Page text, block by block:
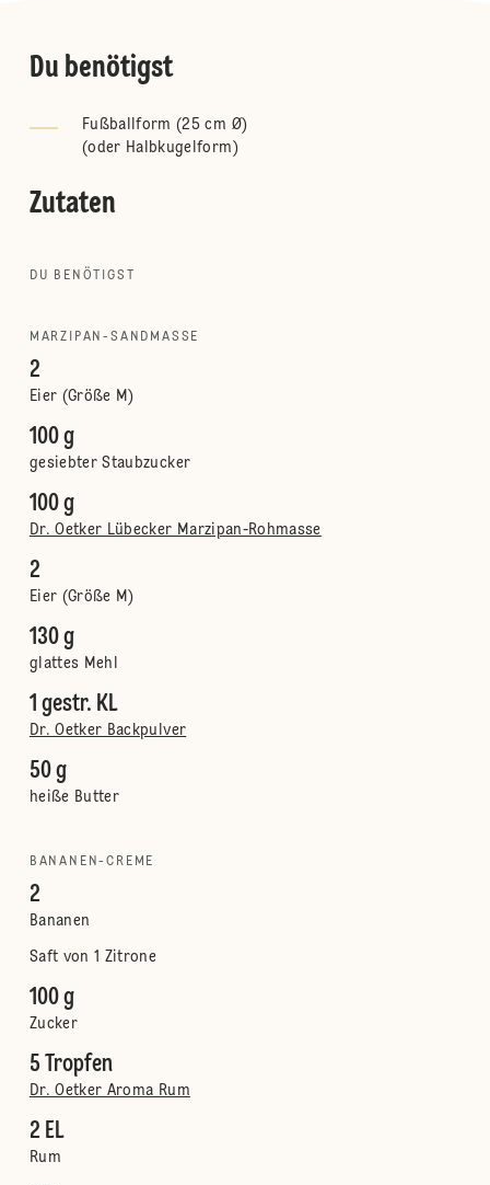
Du benötigst
Fußballform (25 cm Ø)
(oder Halbkugelform )
Zutaten
DU BENÖTIGST
MARZIPAN-SANDMASSE
2
Eier (Größe M)
100 g
gesiebter Staubzucker
100 g
Dr. Oetker Lübecker Marzipan-Rohmasse
2
Eier (Größe M)
130 g
glattes Mehl
1 gestr. KL
Dr. Oetker Backpulver
50 g
heiße Butter
BANANEN-CREME
2
Bananen
Saft von 1 Zitrone
100 g
Zucker
5 Tropfen
Dr. Oetker Aroma Rum
2 EL
Rum